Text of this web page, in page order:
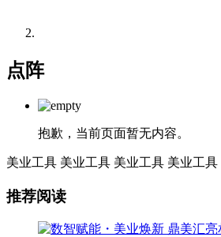
点阵
抱歉，当前页面暂无内容。
美业工具 美业工具 美业工具 美业工具
推荐阅读